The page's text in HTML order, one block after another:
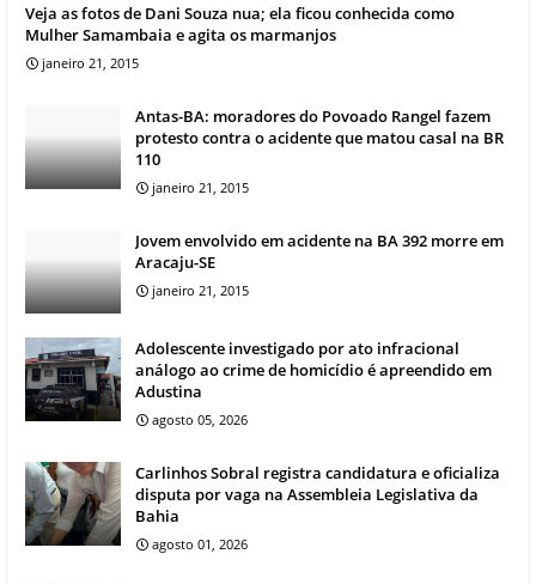
Veja as fotos de Dani Souza nua; ela ficou conhecida como
Mulher Samambaia e agita os marmanjos
janeiro 21, 2015
Antas-BA: moradores do Povoado Rangel fazem
protesto contra o acidente que matou casal na BR
110
janeiro 21, 2015
Jovem envolvido em acidente na BA 392 morre em
Aracaju-SE
janeiro 21, 2015
Adolescente investigado por ato infracional
análogo ao crime de homicídio é apreendido em
Adustina
agosto 05, 2026
Carlinhos Sobral registra candidatura e oficializa
disputa por vaga na Assembleia Legislativa da
Bahia
agosto 01, 2026